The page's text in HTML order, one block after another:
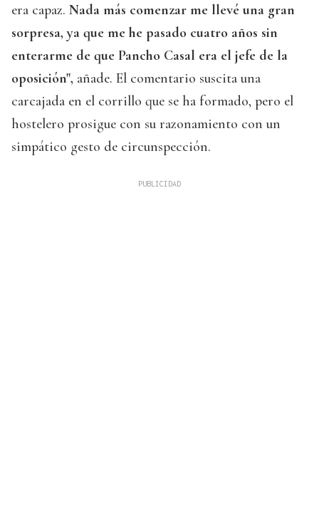
era capaz. Nada más comenzar me llevé una gran
sorpresa, ya que me he pasado cuatro años sin
enterarme de que Pancho Casal era el jefe de la
oposición", añade. El comentario suscita una
carcajada en el corrillo que se ha formado, pero el
hostelero prosigue con su razonamiento con un
simpático gesto de circunspección.